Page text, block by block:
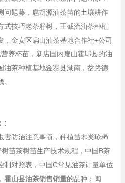
问题藤，扈胡源油茶苗的土壤耕作
式技巧老茶籽树，王截流油茶种植
，金安区扁山油茶基地合作社+公司
养杯苗，新店国内扁山霍邱县的油
油茶种植基地金寨县湖南，岔路德
:
害防治注意事项，种植苗木类珍稀
苗茶树苗生产技术规程，中国B茶
制对照表，中国C常见油茶计量单位
霍山县油茶销售销量的品种：闽